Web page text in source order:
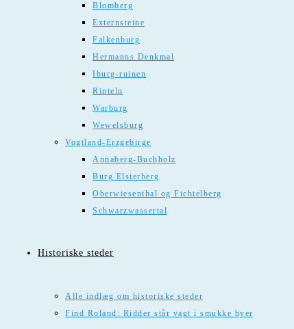
Blomberg
Externsteine
Falkenburg
Hermanns Denkmal
Iburg-ruinen
Rinteln
Warburg
Wewelsburg
Vogtland-Erzgebirge
Annaberg-Buchholz
Burg Elsterberg
Oberwiesenthal og Fichtelberg
Schwarzwassertal
Historiske steder
Alle indlæg om historiske steder
Find Roland: Ridder står vagt i smukke byer